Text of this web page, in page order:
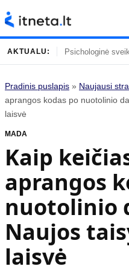
Turinys
Gyvenimas
Įdomybės
Mada
Mokslas
Namai ir interjeras
Populiaru
AKTUALU: Psichologinė
Pradinis puslapis » Naujausi
aprangos kodas po nuotolinio
laisvė
MADA
Kaip
aprangos
nuotolinio
Naujos
laisvė